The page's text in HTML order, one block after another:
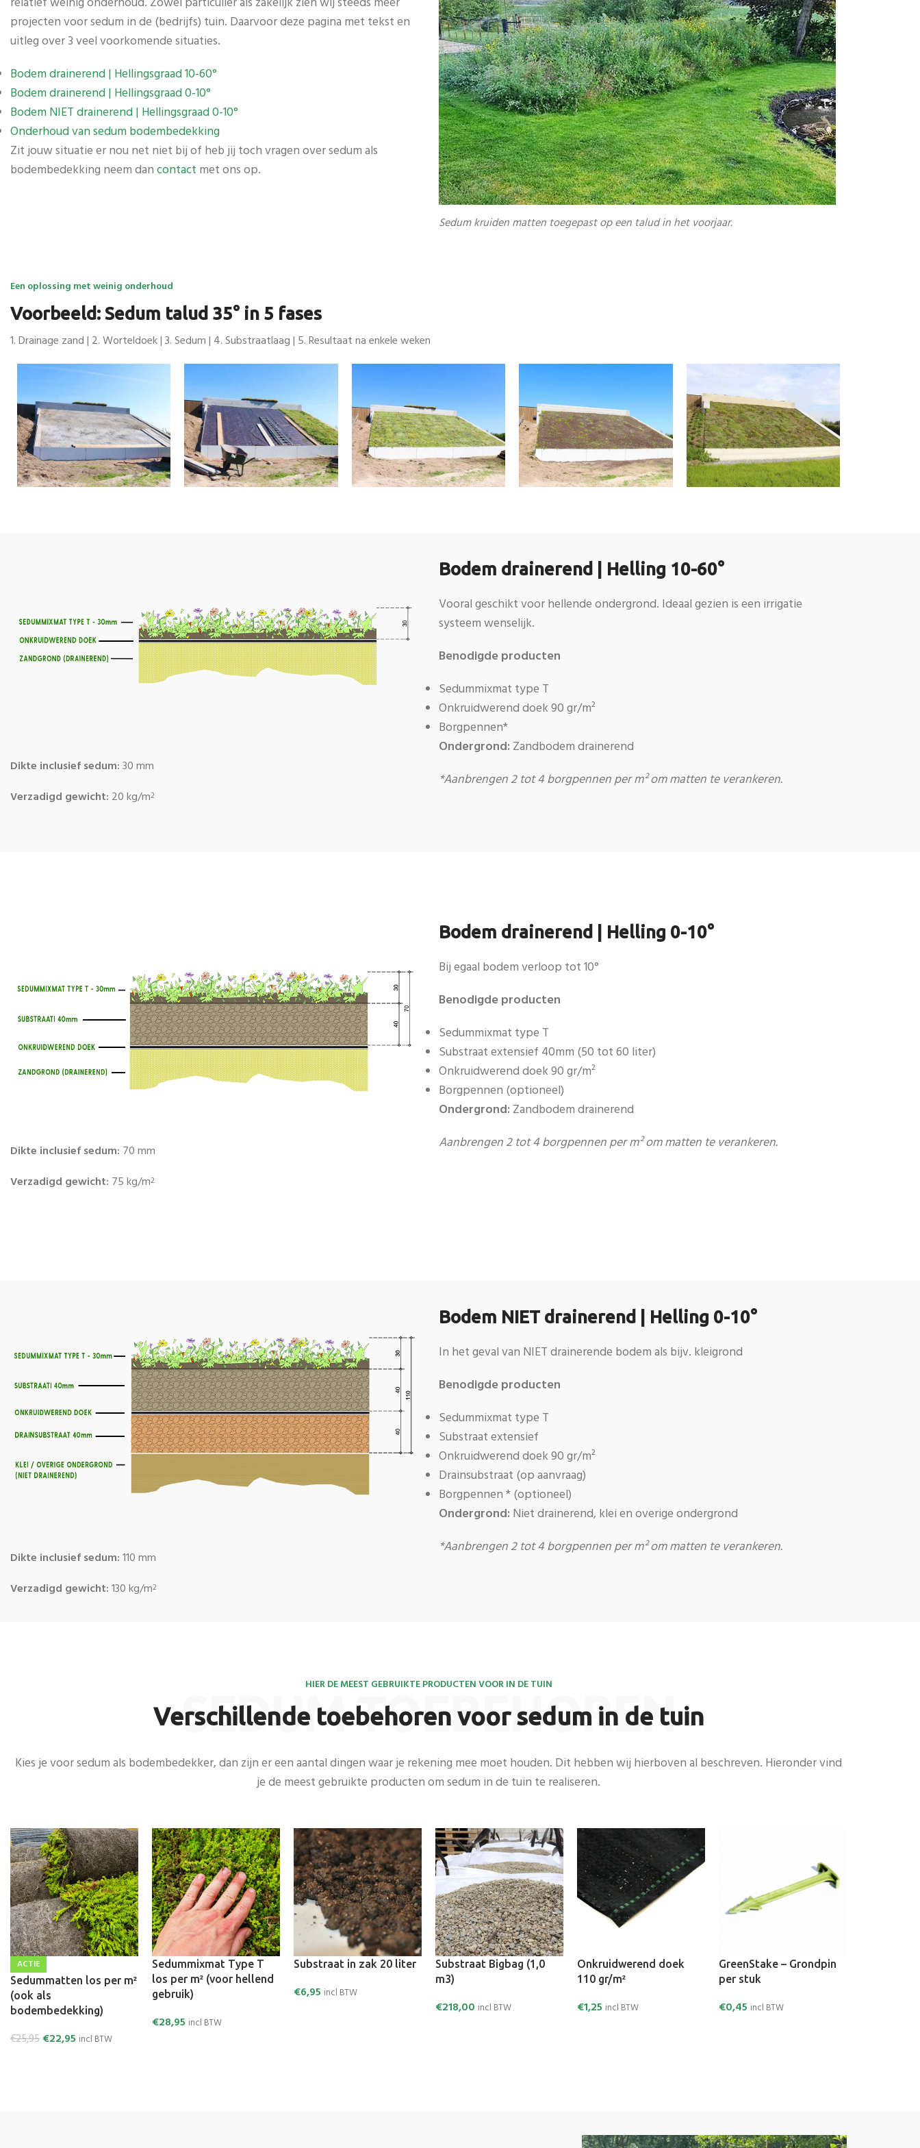
projecten voor sedum in de (bedrijfs) tuin. Daarvoor deze pagina met tekst en
uitleg over 3 veel voorkomende situaties.
Bodem drainerend | Hellingsgraad 10-60°
Bodem drainerend | Hellingsgraad 0-10°
Bodem NIET drainerend | Hellingsgraad 0-10°
Onderhoud van sedum bodembedekking
Zit jouw situatie er nou net niet bij of heb jij toch vragen over sedum als
bodembedekking neem dancontact met ons op.
Sedum kruiden matten toegepast op een talud in het voorjaar.
Een oplossing met weinig onderhoud
Voorbeeld: Sedum talud 35° in 5 fases
1. Drainage zand | 2. Worteldoek | 3. Sedum | 4. Substraatlaag | 5. Resultaat na enkele weken
Dikte inclusief sedum:30 mm
Verzadigd gewicht: 20 kg/m2
Bodem drainerend | Helling 10-60°
Vooral geschikt voor hellende ondergrond. Ideaal gezien is een irrigatie
systeem wenselijk.
Benodigde producten
Sedummixmat type T
Onkruidwerend doek 90 gr/m²
Borgpennen*
Ondergrond: Zandbodem drainerend
*Aanbrengen 2 tot 4 borgpennen per m² om matten te verankeren.
Dikte inclusief sedum: 70 mm
Verzadigd gewicht: 75 kg/m2
Bodem drainerend | Helling 0-10°
Bij egaal bodem verloop tot 10°
Benodigde producten
Sedummixmat type T
Substraat extensief 40mm (50 tot 60 liter)
Onkruidwerend doek 90 gr/m²
Borgpennen (optioneel)
Ondergrond: Zandbodem drainerend
Aanbrengen 2 tot 4 borgpennen per m² om matten te verankeren.
Dikte inclusief sedum:110 mm
Verzadigd gewicht:130 kg/m2
Bodem NIET drainerend | Helling 0-10°
In het geval van NIET drainerende bodem als bijv. kleigrond
Benodigde producten
Sedummixmat type T
Substraat extensief
Onkruidwerend doek 90 gr/m²
Drainsubstraat (op aanvraag)
Borgpennen * (optioneel)
Ondergrond: Niet drainerend, klei en overige ondergrond
*Aanbrengen 2 tot 4 borgpennen per m² om matten te verankeren.
SEDUM TOEBEHOREN
HIER DE MEEST GEBRUIKTE PRODUCTEN VOOR IN DE TUIN
Verschillende toebehoren voor sedum in de tuin
Kies je voor sedum als bodembedekker, dan zijn er een aantal dingen waar je rekening mee moet houden. Dit hebben wij hierboven al beschreven. Hieronder vind
je de meest gebruikte producten om sedum in de tuin te realiseren.
ACTIE
Sedummatten los per m²
(ook als
bodembedekking)
€25,95 €22,95 incl BTW
Sedummixmat Type T
los per m² (voor hellend
gebruik)
€28,95 incl BTW
Substraat in zak 20 liter
€6,95 incl BTW
Substraat Bigbag (1,0
m3)
€218,00 incl BTW
Onkruidwerend doek
110 gr/m²
€1,25 incl BTW
GreenStake – Grondpin
per stuk
€0,45 incl BTW